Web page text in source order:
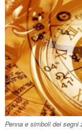
Penna e simboli dei